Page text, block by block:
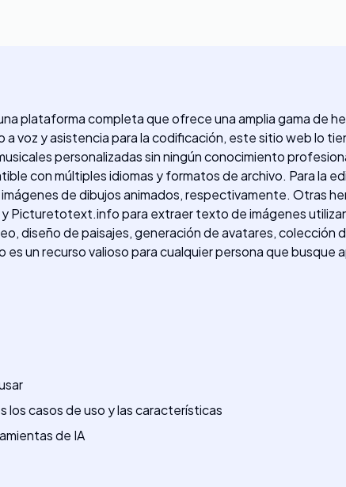
plataforma completa que ofrece una amplia gama de
voz y asistencia para la codificación, este sitio web lo
personalizadas sin ningún conocimiento
con múltiples idiomas y formatos de archivo. Para
de dibujos animados, respectivamente. Otras
Picturetotext.info para extraer texto de imágenes
diseño de paisajes, generación de avatares,
un recurso valioso para cualquier persona que busque
los casos de uso y las características
de IA